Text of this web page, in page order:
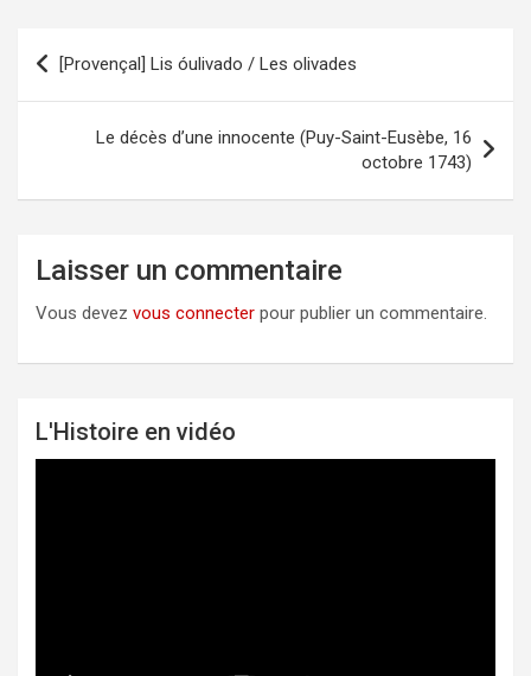
Navigation
de
l’article
[Provençal] Lis óulivado / Les olivades
Le décès d’une innocente (Puy-Saint-Eusèbe, 16
octobre 1743)
Laisser un commentaire
Vous devez vous connecter pour publier un commentaire.
L'Histoire en vidéo